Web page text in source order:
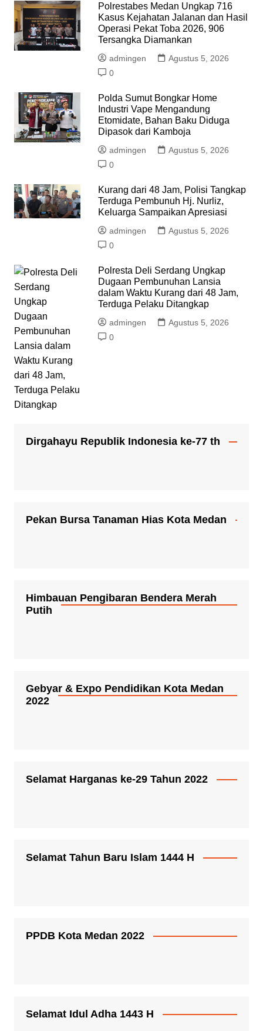
Polrestabes Medan Ungkap 716
Kasus Kejahatan Jalanan dan Hasil
Operasi Pekat Toba 2026, 906
Tersangka Diamankan
admingen
Agustus 5, 2026
0
Polda Sumut Bongkar Home
Industri Vape Mengandung
Etomidate, Bahan Baku Diduga
Dipasok dari Kamboja
admingen
Agustus 5, 2026
0
Kurang dari 48 Jam, Polisi Tangkap
Terduga Pembunuh Hj. Nurliz,
Keluarga Sampaikan Apresiasi
admingen
Agustus 5, 2026
0
Polresta Deli Serdang Ungkap
Dugaan Pembunuhan Lansia
dalam Waktu Kurang dari 48 Jam,
Terduga Pelaku Ditangkap
admingen
Agustus 5, 2026
0
Dirgahayu Republik Indonesia ke-77 th
Pekan Bursa Tanaman Hias Kota Medan
Himbauan Pengibaran Bendera Merah
Putih
Gebyar & Expo Pendidikan Kota Medan
2022
Selamat Harganas ke-29 Tahun 2022
Selamat Tahun Baru Islam 1444 H
PPDB Kota Medan 2022
Selamat Idul Adha 1443 H